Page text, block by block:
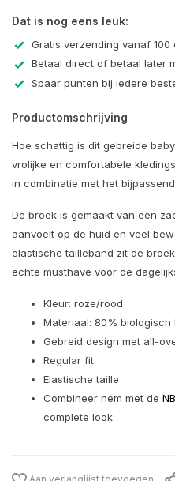
Dat is nog eens leuk:
Gratis verzending vanaf 100
Betaal direct of betaal later
Spaar punten bij iedere
Productomschrijving
Hoe schattig is dit gebreide
vrolijke en comfortabele
in combinatie met het
De broek is gemaakt van een
aanvoelt op de huid en veel
elastische tailleband zit de
echte musthave voor de
Kleur: roze/rood
Materiaal: 80%
Gebreid design met all-
Regular fit
Elastische taille
Combineer hem met de
complete look